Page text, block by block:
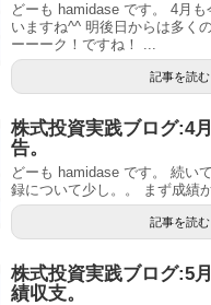
どーも hamidase です。 4月も
いますね^^ 明後日からは多く
ーーーク！ですね！ ...
記事を読む
株式投資実践ブログ:4
告。
どーも hamidase です。 続い
録について少し。。 まず成績
記事を読む
株式投資実践ブログ:5
績収支。